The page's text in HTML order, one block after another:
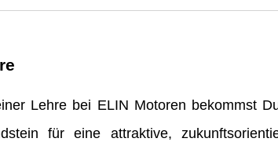
Lehre bei ELIN Motoren bekommst
für eine attraktive,